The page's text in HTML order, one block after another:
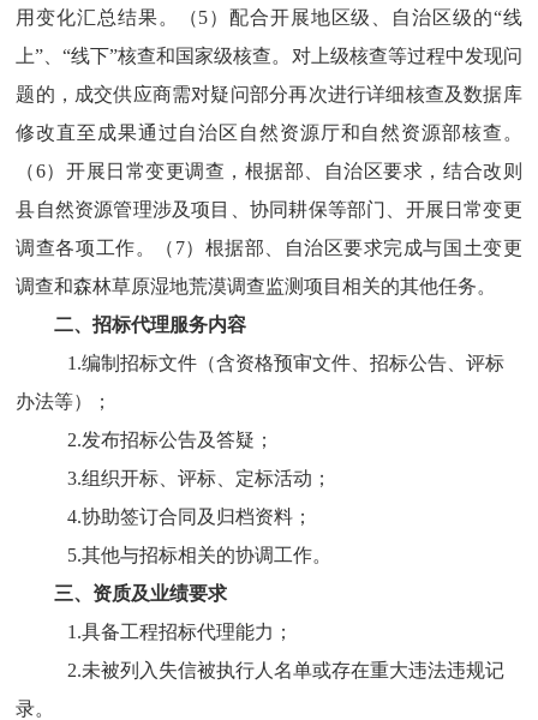
用变化汇总结果。（5）配合开展地区级、自治区级的“线
上”、“线下”核查和国家级核查。对上级核查等过程中发现问
题的，成交供应商需对疑问部分再次进行详细核查及数据库
修改直至成果通过自治区自然资源厅和自然资源部核查。
（6）开展日常变更调查，根据部、自治区要求，结合改则
县自然资源管理涉及项目、协同耕保等部门、开展日常变更
调查各项工作。（ 7）根据部、自治区要求完成与国土变更
调查和森林草原湿地荒漠调查监测项目相关的其他任务。
二、招标代理服务内容
1.编制招标文件（含资格预审文件、招标公告、评标
办法等）；
2.发布招标公告及答疑；
3.组织开标、评标、定标活动；
4.协助签订合同及归档资料；
5.其他与招标相关的协调工作。
三、资质及业绩要求
1.具备工程招标代理能力；
2.未被列入失信被执行人名单或存在重大违法违规记
录。